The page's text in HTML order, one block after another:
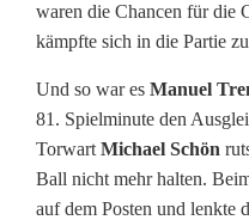
waren die Chancen für die
kämpfte sich in die Partie
Und so war es Manuel
81. Spielminute den
Torwart Michael Schön
Ball nicht mehr halten.
auf dem Posten und lenkte